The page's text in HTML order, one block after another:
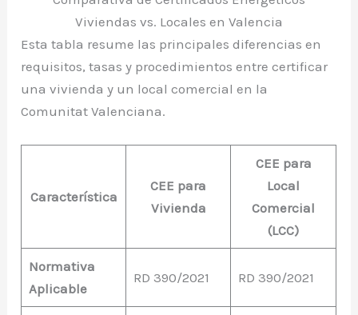
Viviendas vs. Locales en Valencia
Esta tabla resume las principales diferencias en
requisitos, tasas y procedimientos entre certificar
una vivienda y un local comercial en la
Comunitat Valenciana.
Característica
CEE para
Vivienda
CEE para
Local
Comercial
(LCC)
Normativa
Aplicable
RD 390/2021 RD 390/2021